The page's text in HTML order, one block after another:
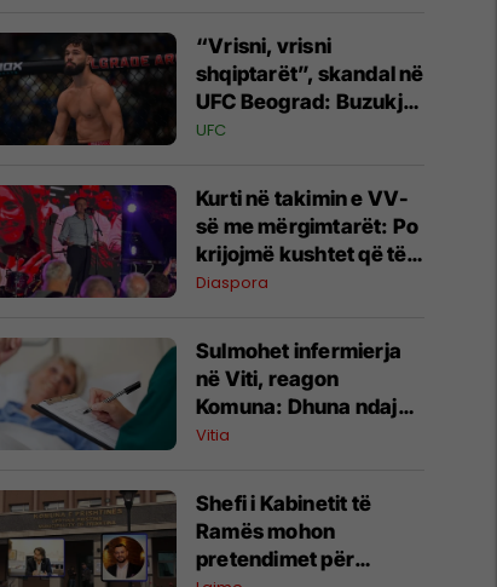
“Vrisni, vrisni
shqiptarët”, skandal në
UFC Beograd: Buzukja
u përball me thirrje
tribunat
UFC
Kurti në takimin e VV-
së me mërgimtarët: Po
krijojmë kushtet që të
ktheheni në Kosovë
Diaspora
Sulmohet infermierja
në Viti, reagon
Komuna: Dhuna ndaj
stafit shëndetësor nuk
Vitia
Shefi i Kabinetit të
Ramës mohon
pretendimet për